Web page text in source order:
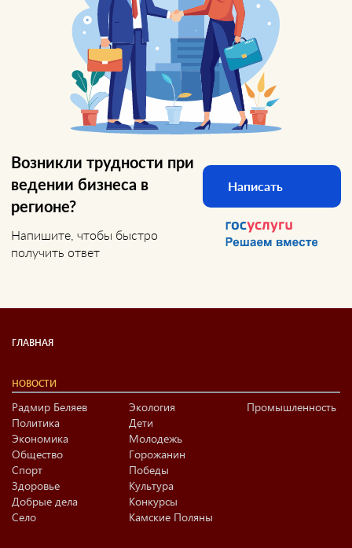
Возникли трудности при
ведении бизнеса в
регионе?
Напишите, чтобы быстро
получить ответ
Написать
ГЛАВНАЯ
НОВОСТИ
Радмир Беляев
Политика
Экономика
Общество
Спорт
Здоровье
Добрые дела
Село
Экология
Дети
Молодежь
Горожанин
Победы
Культура
Конкурсы
Камские Поляны
Промышленность